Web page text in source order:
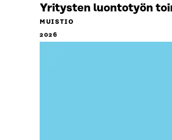
Yritysten luontotyön
MUISTIO
2026